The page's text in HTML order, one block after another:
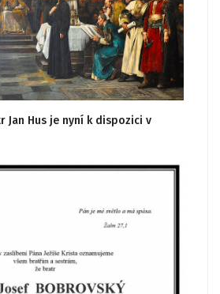
Jan Hus je nyní k dispozici v